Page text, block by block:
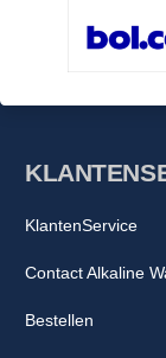
KlantenService
Contact Alkaline
Bestellen